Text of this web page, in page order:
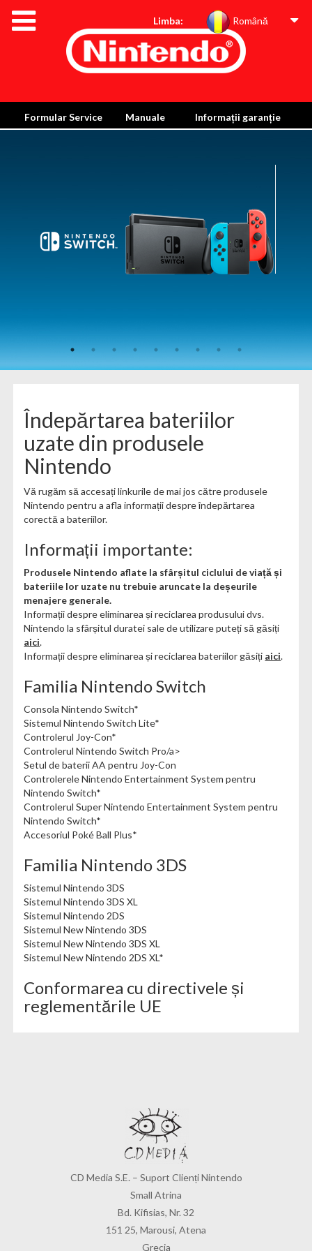
Limba: Română
Formular Service Manuale Informații garanție
Îndepărtarea bateriilor
uzate din produsele
Nintendo
Vă rugăm să accesați linkurile de mai jos către produsele
Nintendo pentru a afla informații despre îndepărtarea
corectă a bateriilor.
Informații importante:
Produsele Nintendo aflate la sfârșitul ciclului de viață și
bateriile lor uzate nu trebuie aruncate la deșeurile
menajere generale.
Informații despre eliminarea și reciclarea produsului dvs.
Nintendo la sfârșitul duratei sale de utilizare puteți să găsiți
aici.
Informații despre eliminarea și reciclarea bateriilor găsiți aici.
Familia Nintendo Switch
Consola Nintendo Switch*
Sistemul Nintendo Switch Lite*
Controlerul Joy-Con*
Controlerul Nintendo Switch Pro/a>
Setul de baterii AA pentru Joy-Con
Controlerele Nintendo Entertainment System pentru
Nintendo Switch*
Controlerul Super Nintendo Entertainment System pentru
Nintendo Switch*
Accesoriul Poké Ball Plus*
Familia Nintendo 3DS
Sistemul Nintendo 3DS
Sistemul Nintendo 3DS XL
Sistemul Nintendo 2DS
Sistemul New Nintendo 3DS
Sistemul New Nintendo 3DS XL
Sistemul New Nintendo 2DS XL*
Conformarea cu directivele și
reglementările UE
CD Media S.E. – Suport Clienți Nintendo
Small Atrina
Bd. Kifisias, Nr. 32
151 25, Marousi, Atena
Grecia